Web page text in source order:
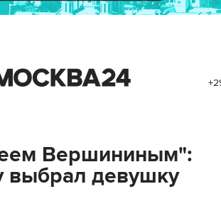
Вершининым":
выбрал девушку